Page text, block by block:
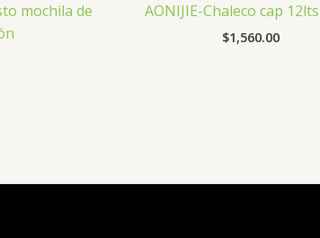
mochila de
AONIJIE-Chaleco cap
$1,560.00